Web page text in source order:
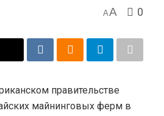
AA 0
правительстве
майнинговых ферм в